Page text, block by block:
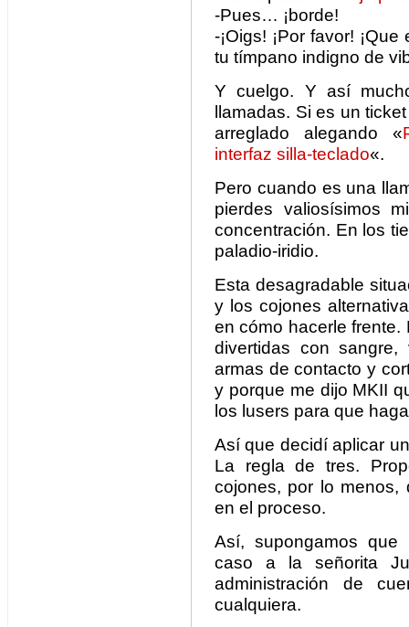
-Pues… ¡borde!
-¡Oigs! ¡Por favor!
tu tímpano indigno de
Y cuelgo. Y así
llamadas. Si es un
arreglado alegando «
interfaz silla-teclado«.
Pero cuando es una
pierdes valiosísimos
concentración. En los
paladio-iridio.
Esta desagradable
y los cojones
en cómo hacerle frente.
divertidas con sangre,
armas de contacto y
y porque me dijo MKII
los lusers para que
Así que decidí aplicar
La regla de tres.
cojones, por lo menos,
en el proceso.
Así, supongamos que
caso a la señorita
administración de
cualquiera.